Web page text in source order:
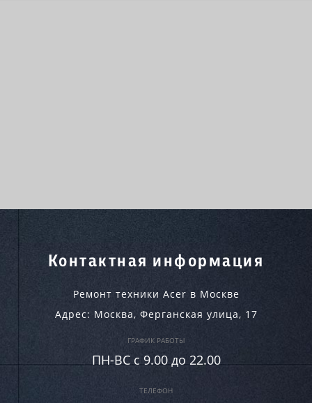
Контактная информация
Ремонт техники Acer в Москве
Адрес: Москва, Ферганская улица, 17
ГРАФИК РАБОТЫ
ПН-ВC c 9.00 до 22.00
ТЕЛЕФОН